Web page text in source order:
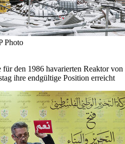
Photo
für den 1986 havarierten Reaktor von
ihre endgültige Position erreicht